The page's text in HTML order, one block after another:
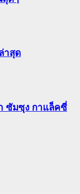
าสุด
ซัมซุง กาแล็คซี่